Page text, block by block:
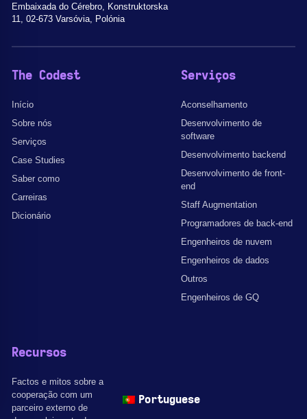
Embaixada do Cérebro, Konstruktorska
11, 02-673 Varsóvia, Polónia
The Codest
Início
Sobre nós
Serviços
Case Studies
Saber como
Carreiras
Dicionário
Serviços
Aconselhamento
Desenvolvimento de
software
Desenvolvimento backend
Desenvolvimento de front-
end
Staff Augmentation
Programadores de back-end
Engenheiros de nuvem
Engenheiros de dados
Outros
Engenheiros de GQ
Recursos
Factos e mitos sobre a
cooperação com um
parceiro externo de
Portuguese